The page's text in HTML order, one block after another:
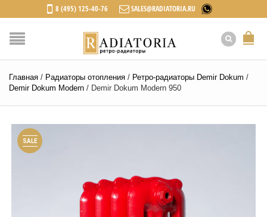
8 (495) 125-40-76 SALES@RADIATORIA.RU
Главная / Радиаторы отопления / Ретро-радиаторы Demir Dokum /
Demir Dokum Modern / Demir Dokum Modern 950
SALE